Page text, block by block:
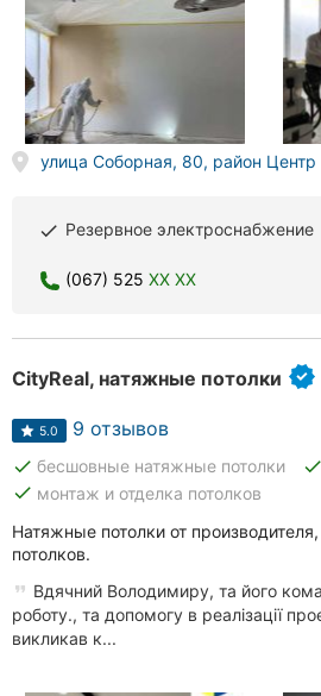
Винница
Житомир
Тернополь
Харьков
Запорожье
Днепр
Львов
улица Соборная, 80, район Центр
done Резервное электроснабжение
(067) 525 XX XX
CityReal, натяжные потолки
5.0 9 отзывов
done бесшовные натяжные потолки done
done монтаж и отделка потолков
Натяжные потолки от
потолков.
Вдячний Володимиру, та його
роботу., та допомогу в реалізації
викликав к...